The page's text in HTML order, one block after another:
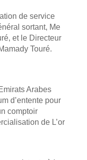
de service
sortant, Me
et le Directeur
Touré.
Arabes
d’entente pour
comptoir
de L’or